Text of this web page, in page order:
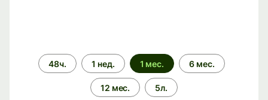
Период
времени
48ч. 1 нед. 1 мес. 6 мес.
12 мес. 5л.